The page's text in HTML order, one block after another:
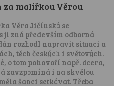
za malířkou Věrou
Věra Jičínská se
ji zná především odborná
rozhodl napravit situaci a
těch českých i světových.
o tom pohovoří např. dcera,
zavzpomíná i na skvělou
šanci setkávat. Třeba